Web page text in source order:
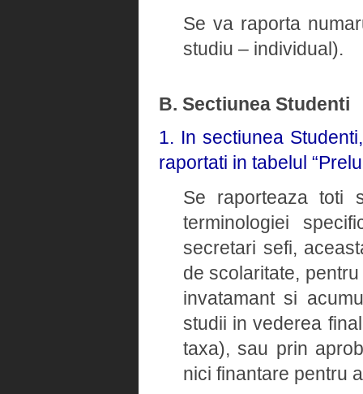
Se va raporta
studiu – individual).
B. Sectiunea Studenti
1. In sectiunea
raportati in tabelul
Se raporteaza toti
terminologiei
secretari sefi,
de scolaritate,
invatamant si
studii in vederea
taxa), sau prin
nici finantare pentru